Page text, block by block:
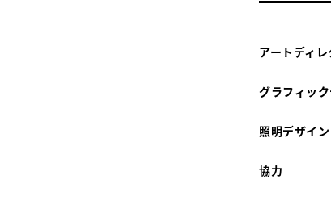
アートディ
グラフィッ
照明デザイン
協力